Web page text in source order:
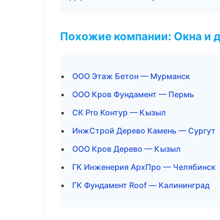
Похожие компании: Окна и
ООО Этаж Бетон — Мурманск
ООО Кров Фундамент — Пермь
СК Pro Контур — Кызыл
ИнжСтрой Дерево Камень — Сургут
ООО Кров Дерево — Кызыл
ГК Инженерия АрхПро — Челябинск
ГК Фундамент Roof — Калининград